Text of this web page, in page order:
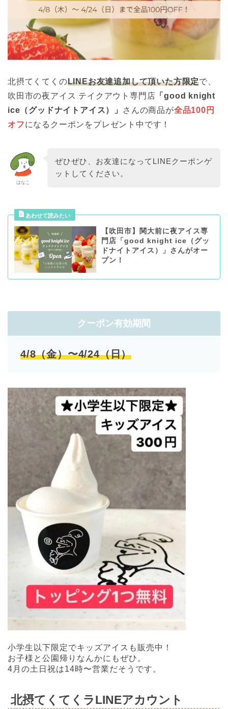
北摂てくてくのLINEお友達追加して頂いた方限定で、
吹田市の夜アイス テイクアウト専門店 「good knight
ice（グッドナイトアイス）」
さんの商品が全品100円
オフになるクーポンをプレゼント中です！
はなこ
ぜひぜひ、お友達になってLINEクーポンゲ
ットしてください。
【吹田市】関大前に夜アイス専
門店「good knight ice（グッ
ドナイトアイス）」さんがオー
プン！
クーポン有効期間
4/8（金）〜4/24（日）
小学生以下限定でキッズアイスも販売中！
お子様と公園帰りなんかにもぜひ。
4月の土日祝は14時〜営業だそうです。
北摂てくてくラLINEアカウント